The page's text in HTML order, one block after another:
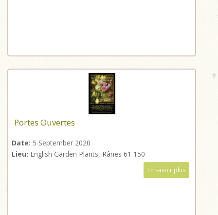
Portes Ouvertes
Date: 5 September 2020
Lieu: English Garden Plants, Rânes 61 150
En savoir plus